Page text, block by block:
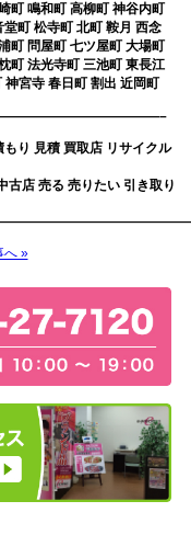
町 鳴和町 高柳町 神谷内町
町 松寺町 北町 鞍月 西念
町 問屋町 七ツ屋町 大場町
町 法光寺町 三池町 東長江
神宮寺 春日町 割出 近岡町
り 見積 買取店 リサイクル
古店 売る 売りたい 引き取り
へ »